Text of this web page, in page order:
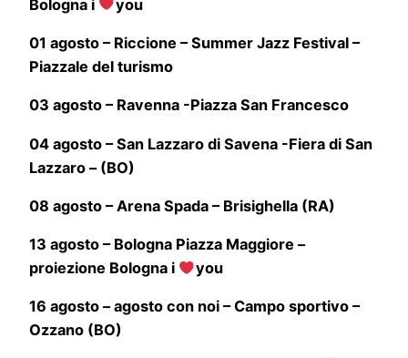
Bologna i you
01 agosto – Riccione – Summer Jazz Festival –
Piazzale del turismo
03 agosto – Ravenna -Piazza San Francesco
04 agosto – San Lazzaro di Savena -Fiera di San
Lazzaro – (BO)
08 agosto – Arena Spada – Brisighella (RA)
13 agosto – Bologna Piazza Maggiore –
proiezione Bologna i
you
16 agosto – agosto con noi – Campo sportivo –
Ozzano (BO)